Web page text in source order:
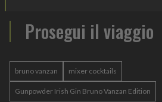
Prosegui il viaggio
bruno vanzan mixer cocktails
Gunpowder Irish Gin Bruno Vanzan Edition